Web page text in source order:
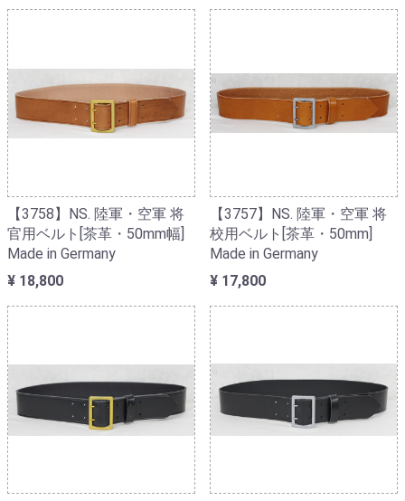
【3758】NS. 陸軍・空軍 将
官用ベルト[茶革・50mm幅]
Made in Germany
¥ 18,800
【3757】NS. 陸軍・空軍 将
校用ベルト[茶革・50mm]
Made in Germany
¥ 17,800